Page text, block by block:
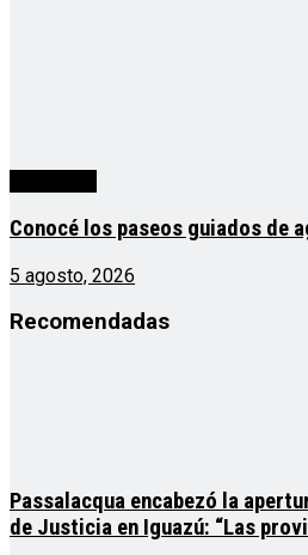
Conocé los paseos guiados de
5 agosto, 2026
Recomendadas
Passalacqua encabezó la
de Justicia en Iguazú: “Las